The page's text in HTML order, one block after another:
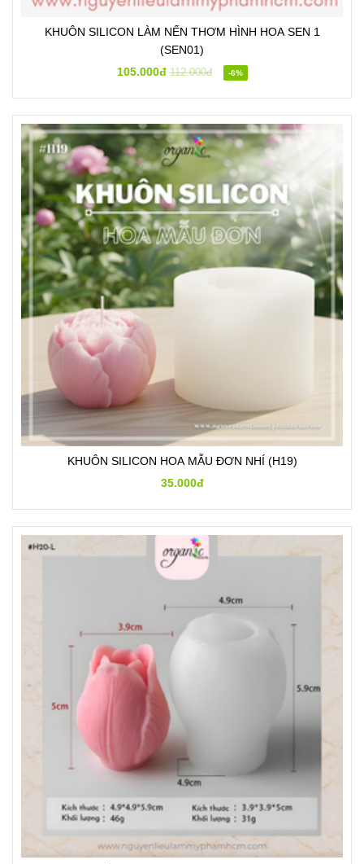
KHUÔN SILICON LÀM NẾN THƠM HÌNH HOA SEN 1
(SEN01)
105.000đ 112.000đ -6%
KHUÔN SILICON HOA MẪU ĐƠN NHÍ (H19)
35.000đ